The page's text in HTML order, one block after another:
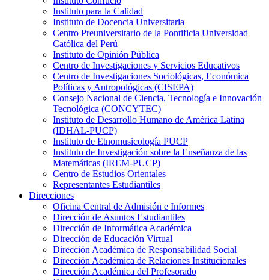
Instituto para la Calidad
Instituto de Docencia Universitaria
Centro Preuniversitario de la Pontificia Universidad
Católica del Perú
Instituto de Opinión Pública
Centro de Investigaciones y Servicios Educativos
Centro de Investigaciones Sociológicas, Económica
Políticas y Antropológicas (CISEPA)
Consejo Nacional de Ciencia, Tecnología e Innovación
Tecnológica (CONCYTEC)
Instituto de Desarrollo Humano de América Latina
(IDHAL-PUCP)
Instituto de Etnomusicología PUCP
Instituto de Investigación sobre la Enseñanza de las
Matemáticas (IREM-PUCP)
Centro de Estudios Orientales
Representantes Estudiantiles
Direcciones
Oficina Central de Admisión e Informes
Dirección de Asuntos Estudiantiles
Dirección de Informática Académica
Dirección de Educación Virtual
Dirección Académica de Responsabilidad Social
Dirección Académica de Relaciones Institucionales
Dirección Académica del Profesorado